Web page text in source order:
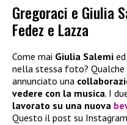
Gregoraci e Giulia
Fedez e Lazza
Come mai Giulia Salemi ed
nella stessa foto?
annunciato una
vedere con la musica. I
lavorato su una nuova
Questo il post su